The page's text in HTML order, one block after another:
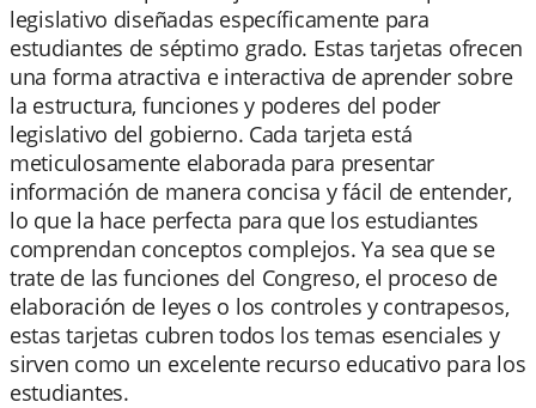
legislativo diseñadas específicamente para
estudiantes de séptimo grado. Estas tarjetas ofrecen
una forma atractiva e interactiva de aprender sobre
la estructura, funciones y poderes del poder
legislativo del gobierno. Cada tarjeta está
meticulosamente elaborada para presentar
información de manera concisa y fácil de entender,
lo que la hace perfecta para que los estudiantes
comprendan conceptos complejos. Ya sea que se
trate de las funciones del Congreso, el proceso de
elaboración de leyes o los controles y contrapesos,
estas tarjetas cubren todos los temas esenciales y
sirven como un excelente recurso educativo para los
estudiantes.